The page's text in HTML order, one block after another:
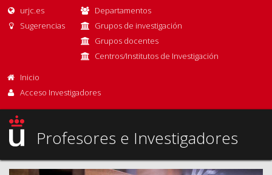
urjc.es
Sugerencias
Departamentos
Grupos de investigación
Grupos docentes
Centros/Institutos de Investigación
Inicio
Acceso Investigadores
Profesores e Investigadores